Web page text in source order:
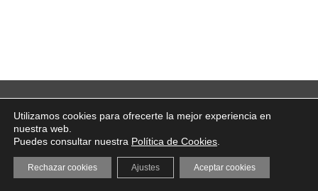
Utilizamos cookies para ofrecerte la mejor experiencia en
nuestra web.
Puedes consultar nuestra Política de Cookies
Aceptar cookies
Rechazar cookies Ajustes